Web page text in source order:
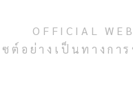
OFFICIAL
ซต์อย่างเป็นทางกา